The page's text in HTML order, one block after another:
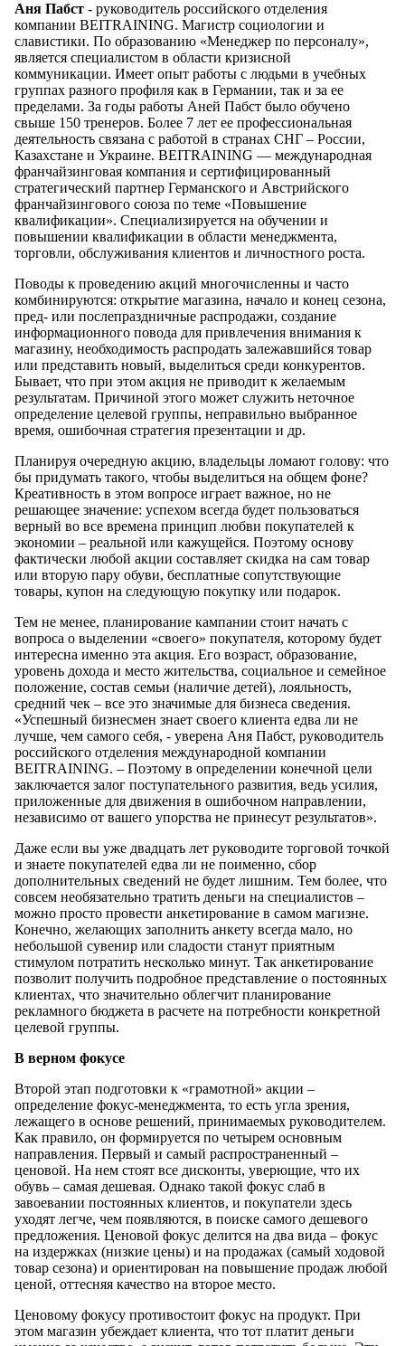
Аня Пабст - руководитель российского отделения
компании BEITRAINING. Магистр социологии и
славистики. По образованию «Менеджер по персоналу»,
является специалистом в области кризисной
коммуникации. Имеет опыт работы с людьми в учебных
группах разного профиля как в Германии, так и за ее
пределами. За годы работы Аней Пабст было обучено
свыше 150 тренеров. Более 7 лет ее профессиональная
деятельность связана с работой в странах СНГ – России,
Казахстане и Украине. BEITRAINING — международная
франчайзинговая компания и сертифицированный
стратегический партнер Германского и Австрийского
франчайзингового союза по теме «Повышение
квалификации». Специализируется на обучении и
повышении квалификации в области менеджмента,
торговли, обслуживания клиентов и личностного роста.
Поводы к проведению акций многочисленны и часто
комбинируются: открытие магазина, начало и конец сезона,
пред- или послепраздничные распродажи, создание
информационного повода для привлечения внимания к
магазину, необходимость распродать залежавшийся товар
или представить новый, выделиться среди конкурентов.
Бывает, что при этом акция не приводит к желаемым
результатам. Причиной этого может служить неточное
определение целевой группы, неправильно выбранное
время, ошибочная стратегия презентации и др.
Планируя очередную акцию, владельцы ломают голову: что
бы придумать такого, чтобы выделиться на общем фоне?
Креативность в этом вопросе играет важное, но не
решающее значение: успехом всегда будет пользоваться
верный во все времена принцип любви покупателей к
экономии – реальной или кажущейся. Поэтому основу
фактически любой акции составляет скидка на сам товар
или вторую пару обуви, бесплатные сопутствующие
товары, купон на следующую покупку или подарок.
Тем не менее, планирование кампании стоит начать с
вопроса о выделении «своего» покупателя, которому будет
интересна именно эта акция. Его возраст, образование,
уровень дохода и место жительства, социальное и семейное
положение, состав семьи (наличие детей), лояльность,
средний чек – все это значимые для бизнеса сведения.
«Успешный бизнесмен знает своего клиента едва ли не
лучше, чем самого себя, - уверена Аня Пабст, руководитель
российского отделения международной компании
BEITRAINING. – Поэтому в определении конечной цели
заключается залог поступательного развития, ведь усилия,
приложенные для движения в ошибочном направлении,
независимо от вашего упорства не принесут результатов».
Даже если вы уже двадцать лет руководите торговой точкой
и знаете покупателей едва ли не поименно, сбор
дополнительных сведений не будет лишним. Тем более, что
совсем необязательно тратить деньги на специалистов –
можно просто провести анкетирование в самом магизне.
Конечно, желающих заполнить анкету всегда мало, но
небольшой сувенир или сладости станут приятным
стимулом потратить несколько минут. Так анкетирование
позволит получить подробное представление о постоянных
клиентах, что значительно облегчит планирование
рекламного бюджета в расчете на потребности конкретной
целевой группы.
В верном фокусе
Второй этап подготовки к «грамотной» акции –
определение фокус-менеджмента, то есть угла зрения,
лежащего в основе решений, принимаемых руководителем.
Как правило, он формируется по четырем основным
направления. Первый и самый распространенный –
ценовой. На нем стоят все дисконты, уверющие, что их
обувь – самая дешевая. Однако такой фокус слаб в
завоевании постоянных клиентов, и покупатели здесь
уходят легче, чем появляются, в поиске самого дешевого
предложения. Ценовой фокус делится на два вида – фокус
на издержках (низкие цены) и на продажах (самый ходовой
товар сезона) и ориентирован на повышение продаж любой
ценой, оттесняя качество на второе место.
Ценовому фокусу противостоит фокус на продукт. При
этом магазин убеждает клиента, что тот платит деньги